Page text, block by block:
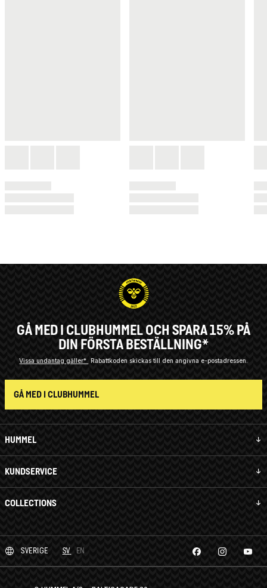
HUMMEL
KUNDSERVICE
COLLECTIONS
GÅ MED I CLUBHUMMEL OCH SPARA 15% PÅ
DIN FÖRSTA BESTÄLLNING*
Vissa undantag gäller* Rabattkoden skickas till den angivna e-postadressen.
GÅ MED I CLUBHUMMEL
SVERIGE SV EN